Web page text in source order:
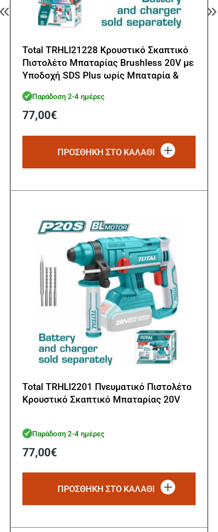
Total TRHLI21228 Κρουστικό Σκαπτικό
Πιστολέτο Μπαταρίας Brushless 20V με
Υποδοχή SDS Plus ωρίς Μπαταρία &
Παράδοση 2-4 ημέρες
77,00€
ΠΡΟΣΘΗΚΗ ΣΤΟ ΚΑΛΑΘΙ
Total TRHLI2201 Πνευματικό Πιστολέτο
Κρουστικό Σκαπτικό Μπαταρίας 20V
Παράδοση 2-4 ημέρες
77,00€
ΠΡΟΣΘΗΚΗ ΣΤΟ ΚΑΛΑΘΙ
»